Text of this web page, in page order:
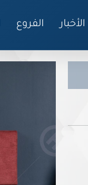
الأخبار الفروع